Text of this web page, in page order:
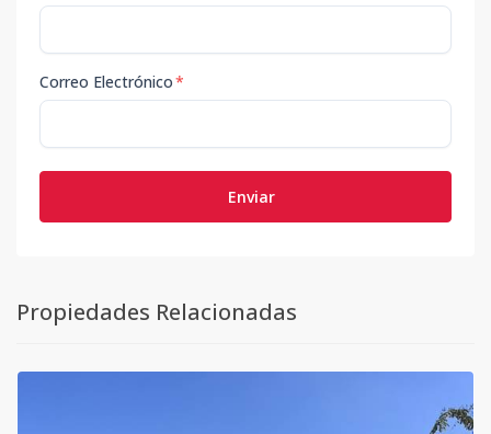
Correo Electrónico*
Enviar
Propiedades Relacionadas